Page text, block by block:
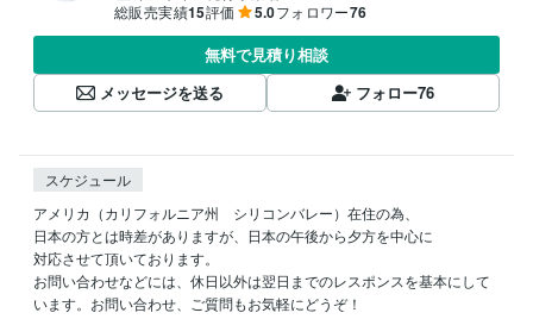
総販売実績15評価 5.0フォロワー76
無料で見積り相談
メッセージを送る
フォロー76
スケジュール
アメリカ（カリフォルニア州　シリコンバレー）在住の為、
日本の方とは時差がありますが、日本の午後から夕方を中心に
対応させて頂いております。
お問い合わせなどには、休日以外は翌日までのレスポンスを基本にして
います。お問い合わせ、ご質問もお気軽にどうぞ！